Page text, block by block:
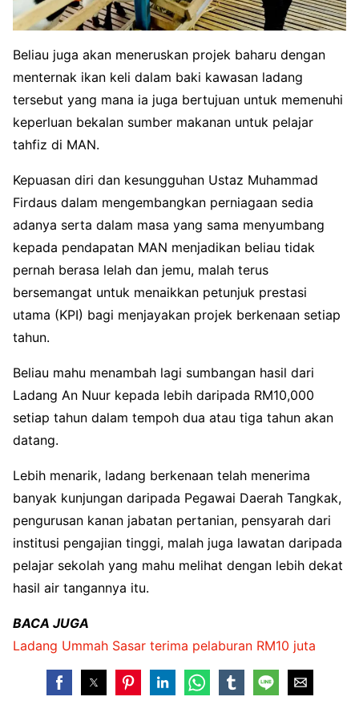
Beliau juga akan meneruskan projek baharu dengan
menternak ikan keli dalam baki kawasan ladang
tersebut yang mana ia juga bertujuan untuk meme­nuhi
keperluan bekalan sumber makanan untuk pelajar
tahfiz di MAN.
Kepuasan diri dan kesung­guhan Ustaz Muhammad
Firdaus dalam mengembangkan perniagaan sedia
adanya serta dalam masa yang sama menyumbang
kepada pendapatan MAN menjadikan beliau tidak
pernah be­rasa lelah dan jemu, malah terus
bersemangat untuk menaikkan petunjuk prestasi
utama (KPI) bagi menjayakan projek ber­kenaan setiap
tahun.
Beliau mahu menambah lagi sumbangan hasil dari
Ladang An Nuur kepada lebih daripada RM10,000
setiap tahun dalam tempoh dua atau tiga tahun akan
datang.
Lebih menarik, ladang ber­kenaan telah menerima
banyak kunjungan daripada Pegawai Daerah Tangkak,
pengurusan kanan jabatan pertanian, pensyarah dari
institusi pengajian tinggi, malah juga lawatan daripada
pelajar sekolah yang mahu melihat dengan lebih dekat
hasil air tangannya itu.
BACA JUGA
Ladang Ummah Sasar terima pelaburan RM10 juta